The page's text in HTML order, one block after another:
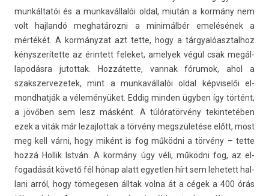
munkáltatói és a mun­kavál­lalói oldal, miután a kormány nem
volt haj­landó meg­határoz­ni a minimálbér emelésének a
mértékét. A kormányzat azt tette, hogy a tár­gyalóasztal­hoz
kénys­zerítet­te az érin­tett feleket, amelyek végül csak megál­
lapodás­ra jutot­tak. Hozzátette, van­nak fórumok, ahol a
szakszer­vezetek, mint a mun­kavál­lalói oldal kép­viselői el­
mondhat­ják a véleményüket. Eddig mind­en ügyben így történt,
a jövőben sem lesz másként. A túlóratörvény tekin­tetéb­en
ezek a viták már lezaj­lottak a törvény megszületése előtt, most
meg kell várni, hogy miként is fog működni a törvény – tette
hozzá Hol­lik István. A kormány úgy véli, működni fog, az el­
fogadását követő fél hónap alatt egyetl­en hírt sem lehetett hal­
lani arról, hogy tömeges­en álltak volna át a cégek a 400 órás